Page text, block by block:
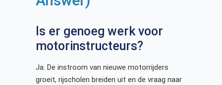
Is er genoeg werk voor
motorinstructeurs?
Ja. De instroom van nieuwe motorrijders
groeit, rijscholen breiden uit en de vraag naar